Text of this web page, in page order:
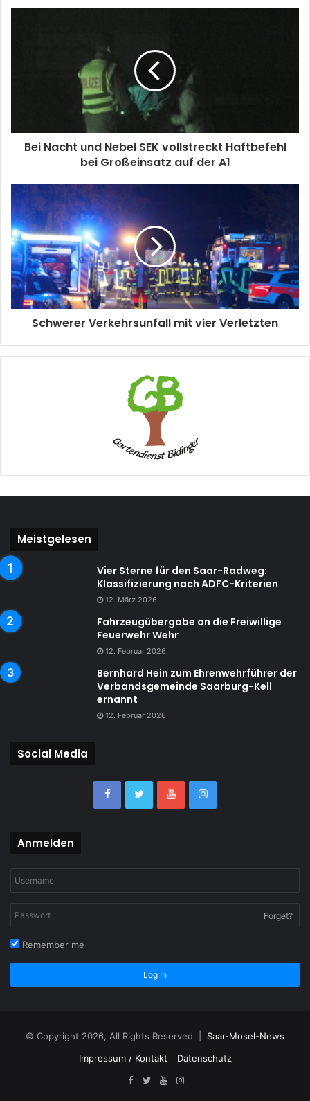
Bei Nacht und Nebel SEK vollstreckt Haftbefehl
bei Großeinsatz auf der A1
Schwerer Verkehrsunfall mit vier Verletzten
Meistgelesen
Vier Sterne für den Saar-Radweg:
Klassifizierung nach ADFC-Kriterien
12. März 2026
Fahrzeugübergabe an die Freiwillige
Feuerwehr Wehr
12. Februar 2026
Bernhard Hein zum Ehrenwehrführer der
Verbandsgemeinde Saarburg-Kell
ernannt
12. Februar 2026
Social Media
Anmelden
Forget?
Remember me
Log In
© Copyright 2026, All Rights Reserved | Saar-Mosel-News
Impressum / Kontakt
Datenschutz